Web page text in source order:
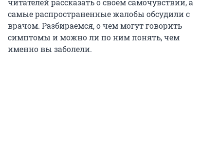
читателей рассказать о своем самочувствии, а
самые распространенные жалобы обсудили с
врачом. Разбираемся, о чем могут говорить
симптомы и можно ли по ним понять, чем
именно вы заболели.